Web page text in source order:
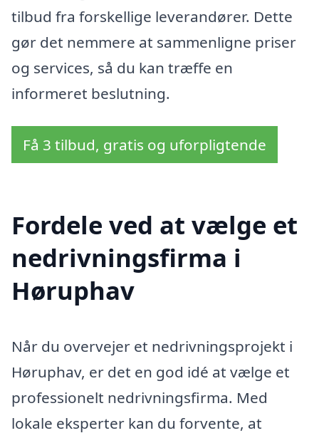
tilbud fra forskellige leverandører. Dette
gør det nemmere at sammenligne priser
og services, så du kan træffe en
informeret beslutning.
Få 3 tilbud, gratis og uforpligtende
Fordele ved at vælge et
nedrivningsfirma i
Høruphav
Når du overvejer et nedrivningsprojekt i
Høruphav, er det en god idé at vælge et
professionelt nedrivningsfirma. Med
lokale eksperter kan du forvente, at